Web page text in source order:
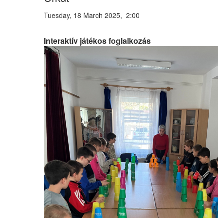
Tuesday, 18 March 2025, 2:00
Interaktív játékos foglalkozás